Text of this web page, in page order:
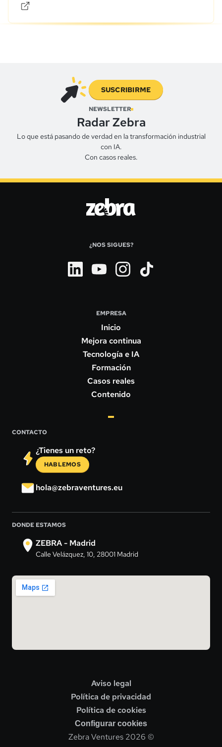
SUSCRIBIRME
NEWSLETTER
Radar Zebra
Lo que está pasando de verdad en la transformación industrial
con IA.
Con casos reales.
¿NOS SIGUES?
EMPRESA
Inicio
Mejora continua
Tecnología e IA
Formación
Casos reales
Contenido
CONTACTO
¿Tienes un reto?
HABLEMOS
hola@zebraventures.eu
DONDE ESTAMOS
ZEBRA - Madrid
Calle Velázquez, 10, 28001 Madrid
Aviso legal
Política de privacidad
Política de cookies
Configurar cookies
Zebra Ventures 2026 ©